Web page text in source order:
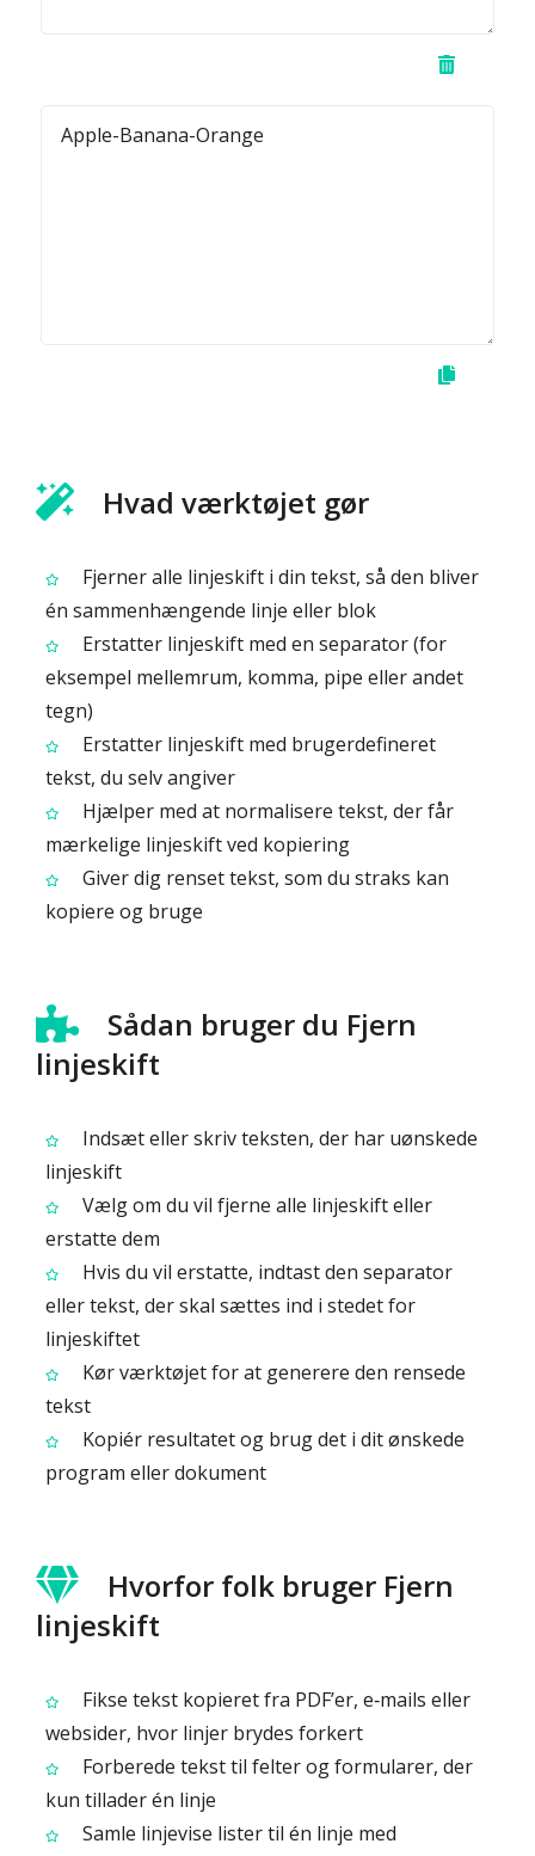
Hvad værktøjet gør
Fjerner alle linjeskift i din tekst, så den bliver
én sammenhængende linje eller blok
Erstatter linjeskift med en separator (for
eksempel mellemrum, komma, pipe eller andet
tegn)
Erstatter linjeskift med brugerdefineret
tekst, du selv angiver
Hjælper med at normalisere tekst, der får
mærkelige linjeskift ved kopiering
Giver dig renset tekst, som du straks kan
kopiere og bruge
Sådan bruger du Fjern
linjeskift
Indsæt eller skriv teksten, der har uønskede
linjeskift
Vælg om du vil fjerne alle linjeskift eller
erstatte dem
Hvis du vil erstatte, indtast den separator
eller tekst, der skal sættes ind i stedet for
linjeskiftet
Kør værktøjet for at generere den rensede
tekst
Kopiér resultatet og brug det i dit ønskede
program eller dokument
Hvorfor folk bruger Fjern
linjeskift
Fikse tekst kopieret fra PDF’er, e‑mails eller
websider, hvor linjer brydes forkert
Forberede tekst til felter og formularer, der
kun tillader én linje
Samle linjevise lister til én linje med